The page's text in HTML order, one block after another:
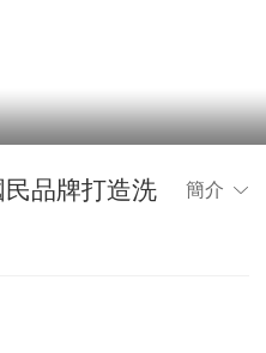
民品牌打造洗
簡介